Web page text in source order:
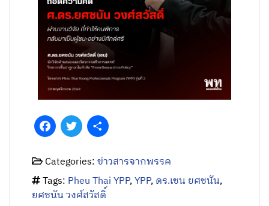
FacebookTwitter
Categories:ข่าวสารจากพรรค
Tags: Pheu Thai YPP,YPP,ดร.เชน ยศชนัน,
ยศชนัน วงศ์สวัสดิ์